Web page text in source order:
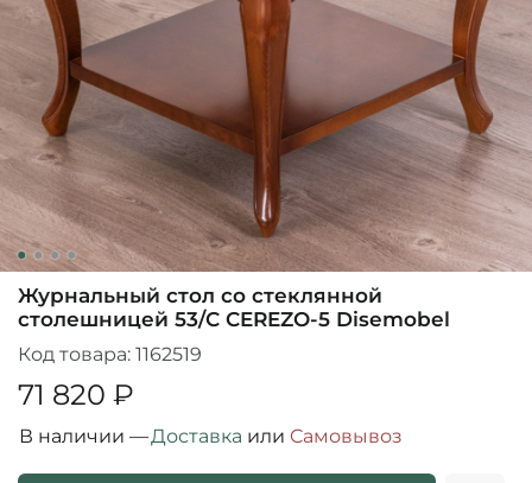
Журнальный стол со стеклянной
столешницей 53/C CEREZO-5 Disemobel
Код товара: 1162519
71 820 ₽
В наличии —Доставка или Cамовывоз